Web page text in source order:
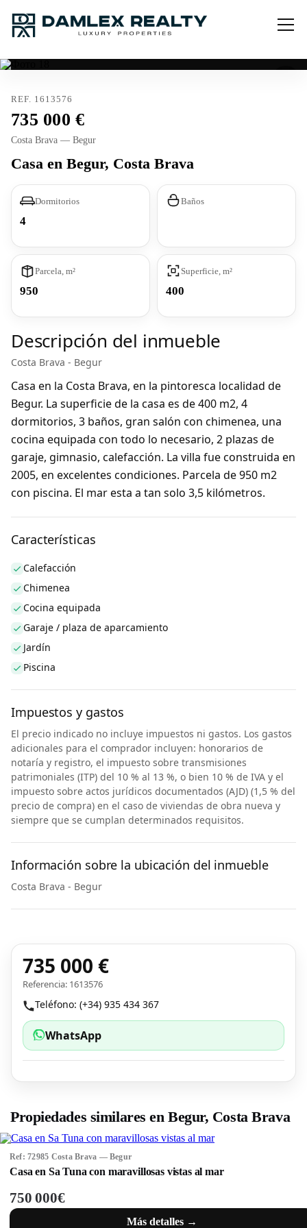
REF. 1613576
735 000
Costa Brava — Begur
Casa en Begur, Costa Brava
Dormitorios
4
Baños
Parcela, m²
950
Superficie, m²
400
Descripción del inmueble
Costa Brava - Begur
Casa en la Costa Brava, en la pintoresca localidad de
Begur. La superficie de la casa es de 400 m2, 4
dormitorios, 3 baños, gran salón con chimenea, una
cocina equipada con todo lo necesario, 2 plazas de
garaje, gimnasio, calefacción. La villa fue construida en
2005, en excelentes condiciones. Parcela de 950 m2
con piscina. El mar esta a tan solo 3,5 kilómetros.
Características
Calefacción
Chimenea
Cocina equipada
Garaje / plaza de aparcamiento
Jardín
Piscina
Impuestos y gastos
El precio indicado no incluye impuestos ni gastos. Los gastos
adicionales para el comprador incluyen: honorarios de
notaría y registro, el impuesto sobre transmisiones
patrimoniales (ITP) del 10 % al 13 %, o bien 10 % de IVA y el
impuesto sobre actos jurídicos documentados (AJD) (1,5 % del
precio de compra) en el caso de viviendas de obra nueva y
siempre que se cumplan determinados requisitos.
Información sobre la ubicación del inmueble
Costa Brava - Begur
735 000 €
Referencia: 1613576
Teléfono: (+34) 935 434 367
WhatsApp
Propiedades similares en Begur, Costa Brava
Ref: 72985 Costa Brava — Begur
Casa en Sa Tuna con maravillosas vistas al mar
750 000€
Más detalles →